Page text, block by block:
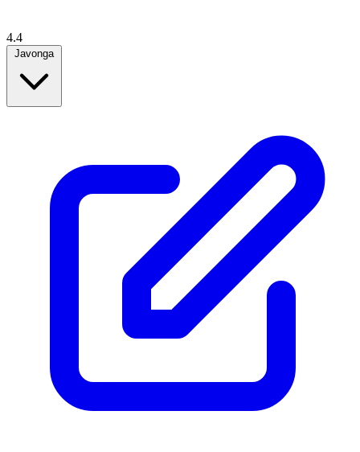
4.4
Javonga